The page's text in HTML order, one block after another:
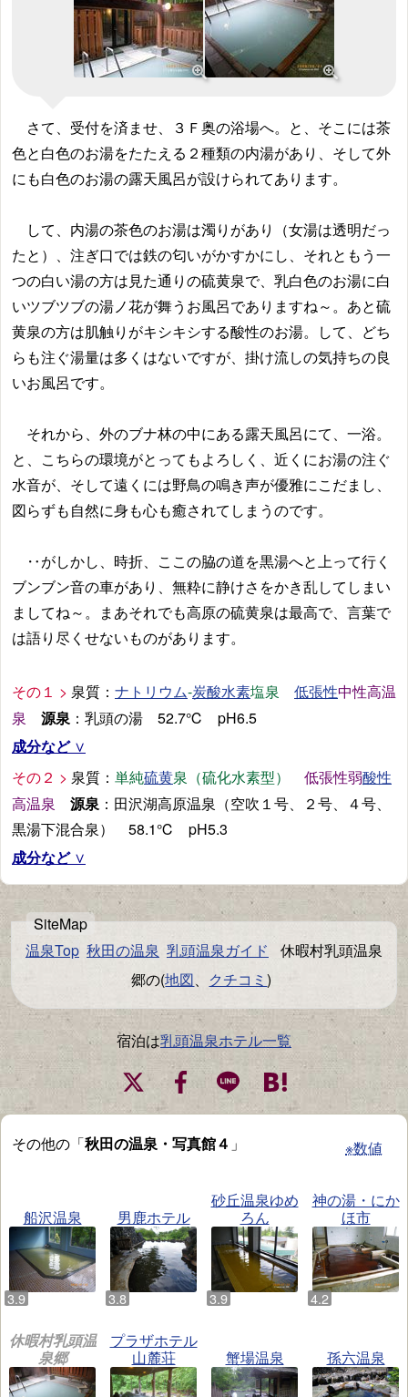
さて、受付を済ませ、３Ｆ奥の浴場へ。と、そこには茶
色と白色のお湯をたたえる２種類の内湯があり、そして外
にも白色のお湯の露天風呂が設けられてあります。
して、内湯の茶色のお湯は濁りがあり（女湯は透明だっ
たと）、注ぎ口では鉄の匂いがかすかにし、それともう一
つの白い湯の方は見た通りの硫黄泉で、乳白色のお湯に白
いツブツブの湯ノ花が舞うお風呂でありますね～。あと硫
黄泉の方は肌触りがキシキシする酸性のお湯。して、どち
らも注ぐ湯量は多くはないですが、掛け流しの気持ちの良
いお風呂です。
それから、外のブナ林の中にある露天風呂にて、一浴。
と、こちらの環境がとってもよろしく、近くにお湯の注ぐ
水音が、そして遠くには野鳥の鳴き声が優雅にこだまし、
図らずも自然に身も心も癒されてしまうのです。
‥がしかし、時折、ここの脇の道を黒湯へと上って行く
ブンブン音の車があり、無粋に静けさをかき乱してしまい
ましてね～。まあそれでも高原の硫黄泉は最高で、言葉で
は語り尽くせないものがあります。
その１ > 泉質： ナトリウム-炭酸水素塩泉 低張性中性高温
泉
源泉 ：乳頭の湯 52.7℃ pH6.5
成分など
その２ > 泉質： 単純硫黄泉（硫化水素型） 低張性弱酸性
高温泉 源泉 ：田沢湖高原温泉（空吹１号、２号、４号、
黒湯下混合泉） 58.1℃ pH5.3
成分など
温泉Top 秋田の温泉 乳頭温泉ガイド
休暇村乳頭温泉
郷の(地図、 クチコミ)
宿泊は乳頭温泉ホテル一覧
その他の「秋田の温泉・写真館４ 」 ※数値
船沢温泉 男鹿ホテル
砂丘温泉ゆめ
ろん
神の湯・にか
ほ市
休暇村乳頭温
泉郷
プラザホテル
山麓荘
蟹場温泉 孫六温泉